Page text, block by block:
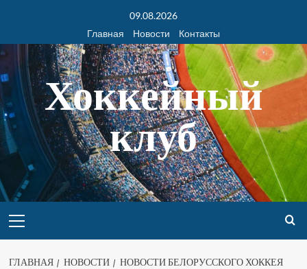
09.08.2026
Главная
Новости Контакты
Хоккейный
клуб
ГЛАВНАЯ НОВОСТИ
НОВОСТИ БЕЛОРУССКОГО ХОККЕЯ